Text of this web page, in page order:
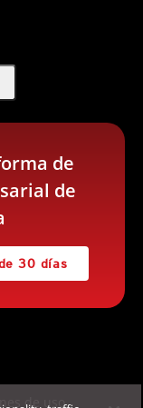
de
de
30 días
de uso